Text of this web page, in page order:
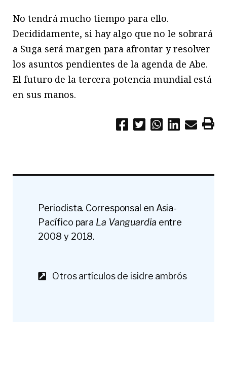
No tendrá mucho tiempo para ello.
Decididamente, si hay algo que no le sobrará
a Suga será margen para afrontar y resolver
los asuntos pendientes de la agenda de Abe.
El futuro de la tercera potencia mundial está
en sus manos.
Periodista. Corresponsal en Asia-
Pacífico para La Vanguardia entre
2008 y 2018.
Otros artículos de isidre ambrós